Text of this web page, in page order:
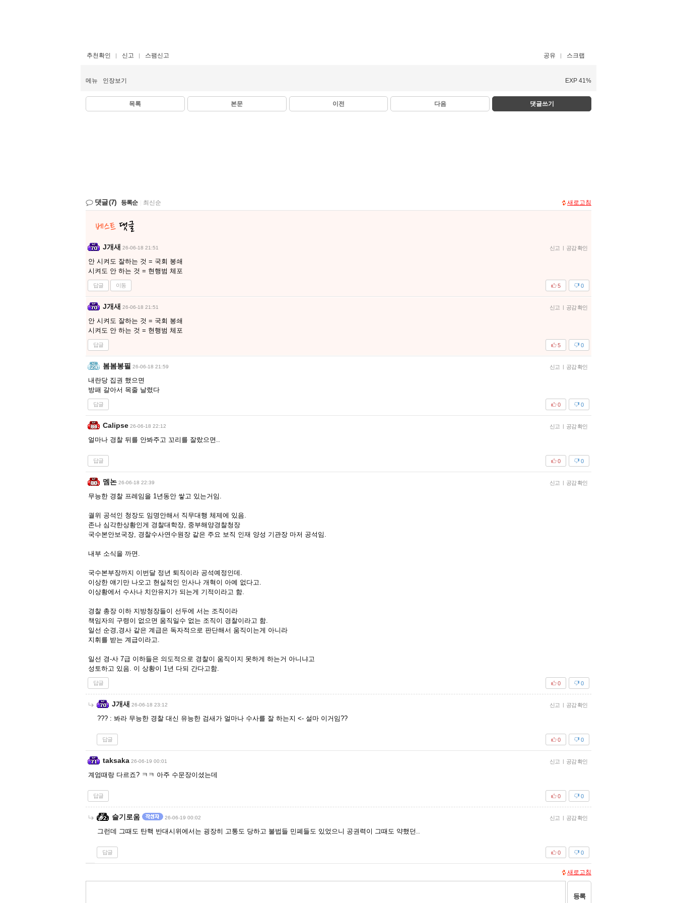
추천확인 신고 스팸신고 공유 스크랩
메뉴 인장보기 EXP 41%
목록 본문 이전 다음 댓글쓰기
댓글(7) 등록순 최신순 새로고침
J개새 26-06-18 21:51 신고 | 공감 확인
안 시켜도 잘하는 것 = 국회 봉쇄
시켜도 안 하는 것 = 현행범 체포
답글 이동 0
5
J개새 26-06-18 21:51 신고 | 공감 확인
안 시켜도 잘하는 것 = 국회 봉쇄
시켜도 안 하는 것 = 현행범 체포
답글 0
5
봄봄봉필 26-06-18 21:59 신고 | 공감 확인
내란당 집권 했으면
방패 갈아서 목줄 날렸다
답글 0
0
Calipse 26-06-18 22:12 신고 | 공감 확인
얼마나 경찰 뒤를 안봐주고 꼬리를 잘랐으면..
답글 0
0
멤논 26-06-18 22:39 신고 | 공감 확인
무능한 경찰 프레임을 1년동안 쌓고 있는거임.
궐위 공석인 청장도 임명안해서 직무대행 체제에 있음.
존나 심각한상황인게 경찰대학장, 중부해양경찰청장
국수본안보국장, 경찰수사연수원장 같은 주요 보직 인재 양성 기관장 마저 공석임.
내부 소식을 까면.
국수본부장까지 이번달 정년 퇴직이라 공석예정인데.
이상한 얘기만 나오고 현실적인 인사나 개혁이 아예 없다고.
이상황에서 수사나 치안유지가 되는게 기적이라고 함.
경찰 총장 이하 지방청장들이 선두에 서는 조직이라
책임자의 구령이 없으면 움직일수 없는 조직이 경찰이라고 함.
일선 순경,경사 같은 계급은 독자적으로 판단해서 움직이는게 아니라
지휘를 받는 계급이라고.
일선 경-사 7급 이하들은 의도적으로 경찰이 움직이지 못하게 하는거 아니냐고
성토하고 있음. 이 상황이 1년 다되 간다고함.
답글 0
0
J개새 26-06-18 23:12 신고 | 공감 확인
??? : 봐라 무능한 경찰 대신 유능한 검새가 얼마나 수사를 잘 하는지 <- 설마 이거임??
답글 0
0
taksaka 26-06-19 00:01 신고 | 공감 확인
계엄때랑 다르죠? ㅋㅋ 아주 수문장이셨는데
답글 0
0
슬기로움 26-06-19 00:02 신고 | 공감 확인
그런데 그때도 탄핵 반대시위에서는 굉장히 고통도 당하고 불법들 민폐들도 있었으니 공권력이 그때도 약했던..
답글 0
0
새로고침
등록